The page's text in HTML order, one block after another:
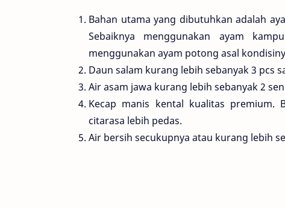
Bahan utama yang dibutuhkan adalah
Sebaiknya menggunakan ayam
menggunakan ayam potong asal
Daun salam kurang lebih sebanyak 3 pcs
Air asam jawa kurang lebih sebanyak 2
Kecap manis kental kualitas premium.
citarasa lebih pedas.
Air bersih secukupnya atau kurang lebih